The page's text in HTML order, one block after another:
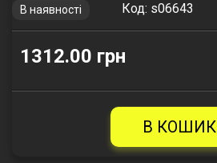
В наявності Код: s06643
1312.00 грн
В КОШИК